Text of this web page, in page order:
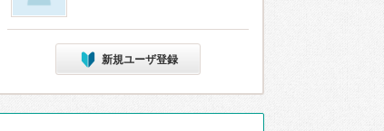
新規ユーザ登録